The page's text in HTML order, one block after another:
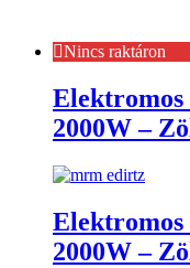
Nincs raktáron
2000W –
2000W –